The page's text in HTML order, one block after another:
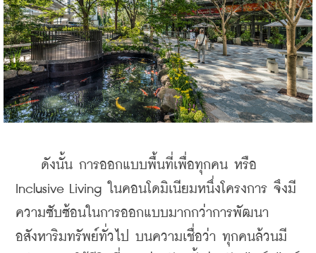
ดังนั้น การออกแบบพื้นที่เพื่อทุกคน หรือ
Inclusive Living ในคอนโดมิเนียมหนึ่งโครงการ จึงมี
ความซับซ้อนในการออกแบบมากกว่าการพัฒนา
อสังหาริมทรัพย์ทั่วไป บนความเชื่อว่า ทุกคนล้วนมี